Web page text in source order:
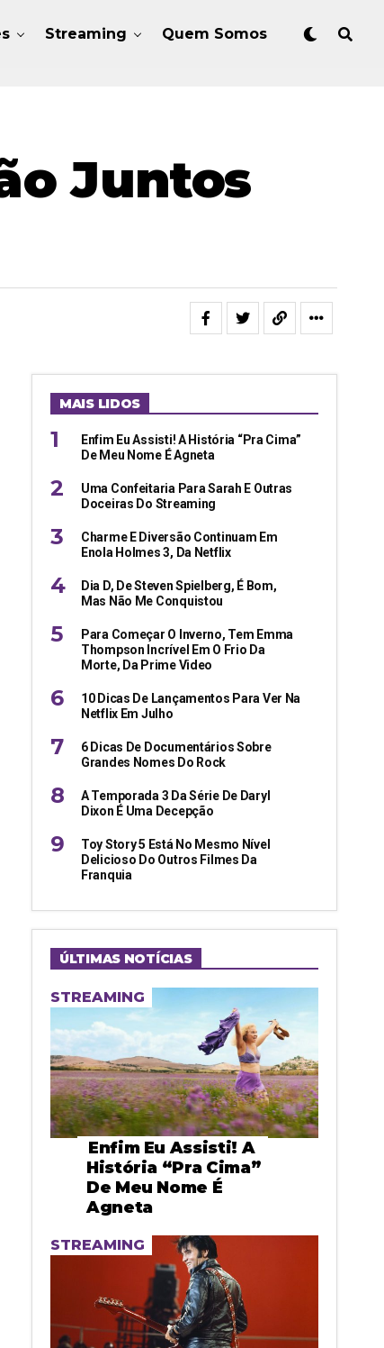
Streaming Quem Somos
Juntos
MAIS LIDOS
Enfim Eu Assisti! A História “pra Cima”
De Meu Nome É Agneta
Uma Confeitaria Para Sarah E Outras
Doceiras Do Streaming
Charme E Diversão Continuam Em
Enola Holmes 3, Da Netflix
Dia D, De Steven Spielberg, É Bom,
Mas Não Me Conquistou
Para Começar O Inverno, Tem Emma
Thompson Incrível Em O Frio Da
Morte, Da Prime Video
10 Dicas De Lançamentos Para Ver Na
Netflix Em Julho
6 Dicas De Documentários Sobre
Grandes Nomes Do Rock
A Temporada 3 Da Série De Daryl
Dixon É Uma Decepção
Toy Story 5 Está No Mesmo Nível
Delicioso Do Outros Filmes Da
Franquia
ÚLTIMAS NOTÍCIAS
STREAMING
Enfim Eu Assisti! A
História “pra Cima”
De Meu Nome É
Agneta
STREAMING